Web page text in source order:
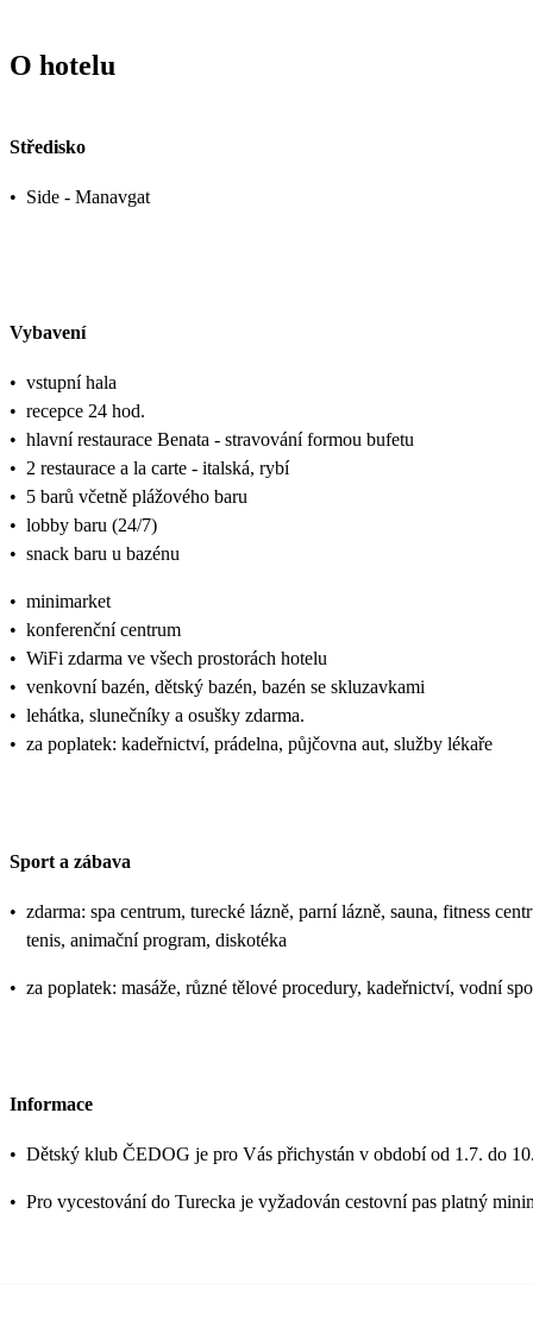
O hotelu
Středisko
• Side - Manavgat
Vybavení
• vstupní hala
• recepce 24 hod.
• hlavní restaurace Benata - stravování formou bufetu
• 2 restaurace a la carte - italská, rybí
• 5 barů včetně plážového baru
• lobby baru (24/7)
• snack baru u bazénu
• minimarket
• konferenční centrum
• WiFi zdarma ve všech prostorách hotelu
• venkovní bazén, dětský bazén, bazén se skluzavkami
• lehátka, slunečníky a osušky zdarma.
• za poplatek: kadeřnictví, prádelna, půjčovna aut, služby lékaře
Sport a zábava
• zdarma: spa centrum, turecké lázně, parní lázně, sauna, fitness
tenis, animační program, diskotéka
• za poplatek: masáže, různé tělové procedury, kadeřnictví, vodní
Informace
• Dětský klub ČEDOG je pro Vás přichystán v období od 1.7. do
• Pro vycestování do Turecka je vyžadován cestovní pas platný